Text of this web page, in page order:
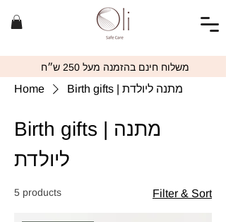
משלוח חינם בהזמנה מעל 250 ש״ח
Home Birth gifts | מתנה ליולדת
Birth gifts | מתנה
ליולדת
5 products Filter & Sort